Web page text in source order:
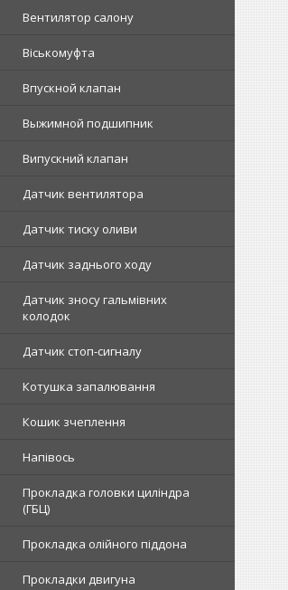
Вентилятор салону
Віськомуфта
Впускной клапан
Выжимной подшипник
Випускний клапан
Датчик вентилятора
Датчик тиску оливи
Датчик заднього ходу
Датчик зносу гальмівних
колодок
Датчик стоп-сигналу
Котушка запалювання
Кошик зчеплення
Напівось
Прокладка головки циліндра
(ГБЦ)
Прокладка олійного піддона
Прокладки двигуна